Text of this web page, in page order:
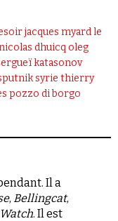
jacques myardle
dhuicq oleg
katasonov
syrie thierry
pozzo di borgo
Il a
, Bellingcat,
. Il est